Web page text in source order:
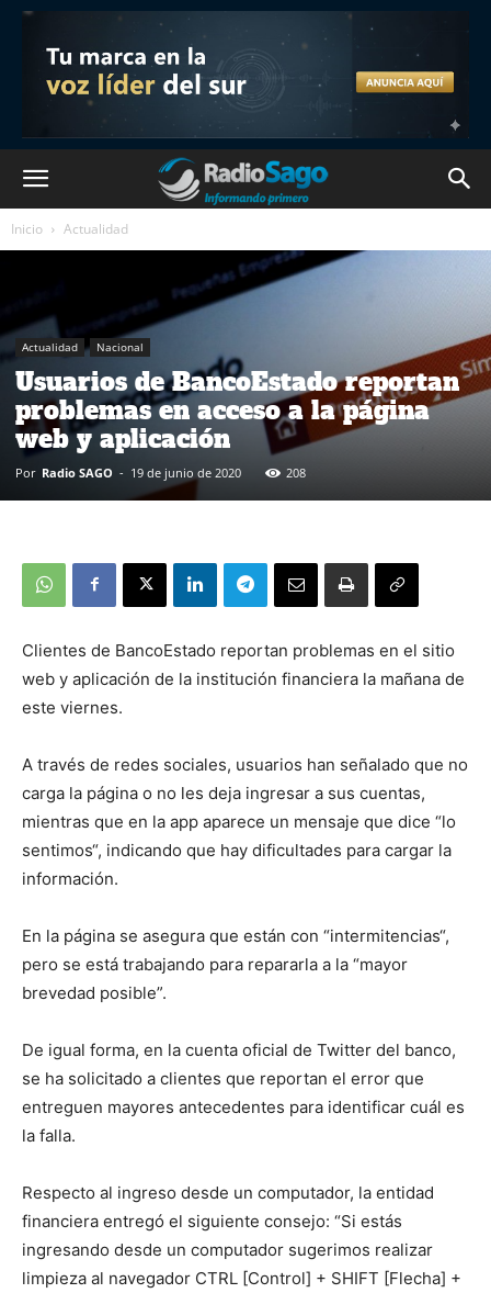
Inicio Actualidad
Actualidad Nacional
Usuarios de BancoEstado reportan
problemas en acceso a la página
web y aplicación
Por Radio SAGO - 19 de junio de 2020 208
Clientes de BancoEstado reportan problemas en el sitio
web y aplicación de la institución financiera la mañana de
este viernes.
A través de redes sociales, usuarios han señalado que no
carga la página o no les deja ingresar a sus cuentas,
mientras que en la app aparece un mensaje que dice “lo
sentimos“, indicando que hay dificultades para cargar la
información.
En la página se asegura que están con “intermitencias“,
pero se está trabajando para repararla a la “mayor
brevedad posible”.
De igual forma, en la cuenta oficial de Twitter del banco,
se ha solicitado a clientes que reportan el error que
entreguen mayores antecedentes para identificar cuál es
la falla.
Respecto al ingreso desde un computador, la entidad
financiera entregó el siguiente consejo: “Si estás
ingresando desde un computador sugerimos realizar
limpieza al navegador CTRL [Control] + SHIFT [Flecha] +